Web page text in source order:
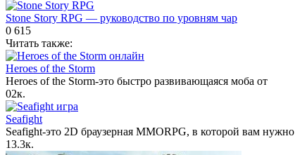
Stone Story RPG — руководство по уровням чар
0 615
Читать также:
Heroes of the Storm
Heroes of the Storm-это быстро развивающаяся моба от
02к.
Seafight
Seafight-это 2D браузерная MMORPG, в которой вам нужно
13.3к.